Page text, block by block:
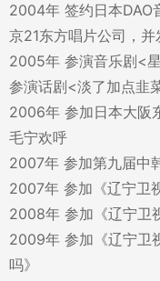
2004年 签约日本DAO
京21东方唱片公司，并
2005年 参演音乐剧<
参演话剧<淡了加点韭
2006年 参加日本大阪
毛宁欢呼
2007年 参加第九届中
2007年 参加《辽宁卫
2008年 参加《辽宁卫
2009年 参加《辽宁卫
吗》